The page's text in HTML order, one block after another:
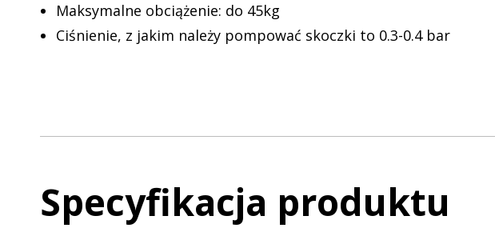
Maksymalne obciążenie: do 45kg
Ciśnienie, z jakim należy pompować skoczki to 0.3-0.4 bar
Specyfikacja produktu